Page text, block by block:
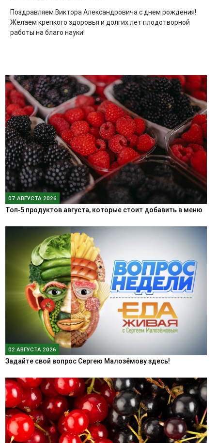
Поздравляем Виктора Александровича с днем рождения!
Желаем крепкого здоровья и долгих лет плодотворной
работы на благо науки!
07 АВГУСТА 2026
Топ‑5 продуктов августа, которые стоит добавить в меню
02 АВГУСТА 2026
Задайте свой вопрос Сергею Малозёмову здесь!